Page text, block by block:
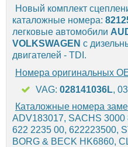
Новый комплект
каталожные номера:
легковые автомобили
VOLKSWAGEN с
двигателей - TDI.
Номера оригинальных
VAG: 028141036L,
Каталожные номера
ADV183017, SACHS
622 2235 00, 622223500,
BORG & BECK HK6860,